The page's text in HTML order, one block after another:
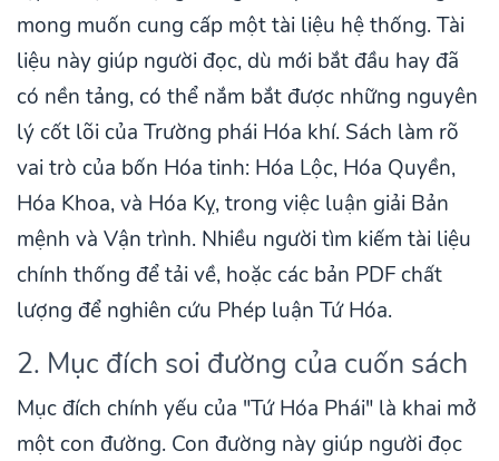
mong muốn cung cấp một tài liệu hệ thống. Tài
liệu này giúp người đọc, dù mới bắt đầu hay đã
có nền tảng, có thể nắm bắt được những nguyên
lý cốt lõi của Trường phái Hóa khí. Sách làm rõ
vai trò của bốn Hóa tinh: Hóa Lộc, Hóa Quyền,
Hóa Khoa, và Hóa Kỵ, trong việc luận giải Bản
mệnh và Vận trình. Nhiều người tìm kiếm tài liệu
chính thống để tải về, hoặc các bản PDF chất
lượng để nghiên cứu Phép luận Tứ Hóa.
2. Mục đích soi đường của cuốn sách
Mục đích chính yếu của "Tứ Hóa Phái" là khai mở
một con đường. Con đường này giúp người đọc